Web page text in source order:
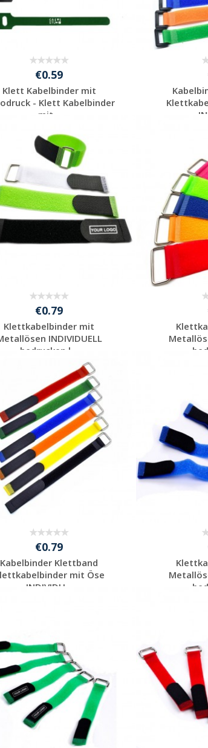
€0.59
Klett Kabelbinder mit
- Klett Kabelbinder
mit...
Werbeartikel
anfragen
€0.79
Klettkabelbinder mit
INDIVIDUELL
bedrucken l...
Werbeartikel
anfragen
€0.79
Kabelbinder Klettband
mit Öse
INDIVIDU...